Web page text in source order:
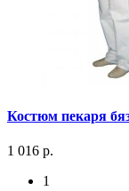
Костюм пекаря
1 016 р.
1